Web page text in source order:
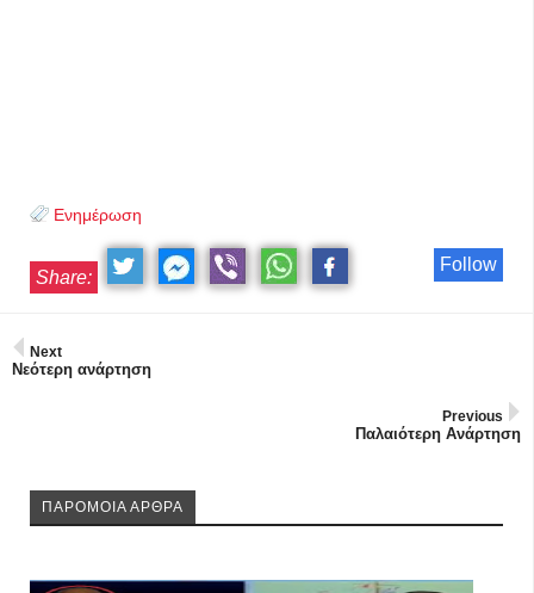
Ενημέρωση
Follow
Share:
Next
Νεότερη ανάρτηση
Previous
Παλαιότερη Ανάρτηση
ΠΑΡΟΜΟΙΑ ΑΡΘΡΑ